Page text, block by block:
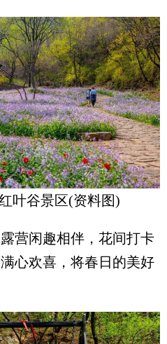
叶谷景区(资料图)
闲趣相伴，花间打卡
心欢喜，将春日的美好